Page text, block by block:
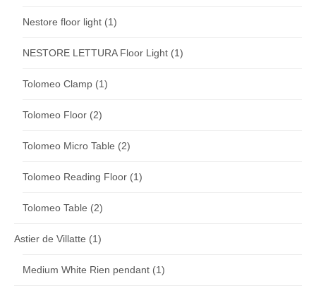
Nestore floor light (1)
NESTORE LETTURA Floor Light (1)
Tolomeo Clamp (1)
Tolomeo Floor (2)
Tolomeo Micro Table (2)
Tolomeo Reading Floor (1)
Tolomeo Table (2)
Astier de Villatte (1)
Medium White Rien pendant (1)